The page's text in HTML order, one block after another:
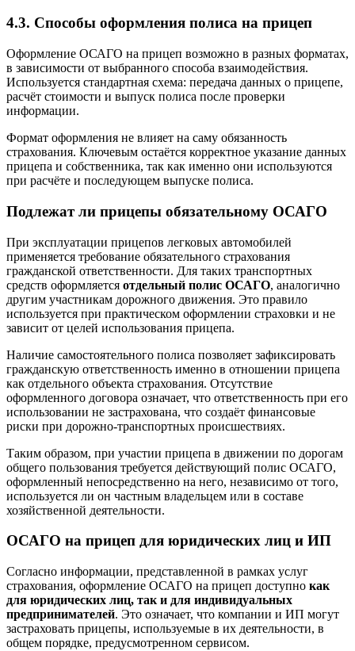
4.3. Способы оформления полиса на прицеп
Оформление ОСАГО на прицеп возможно в разных форматах,
в зависимости от выбранного способа взаимодействия.
Используется стандартная схема: передача данных о прицепе,
расчёт стоимости и выпуск полиса после проверки
информации.
Формат оформления не влияет на саму обязанность
страхования. Ключевым остаётся корректное указание данных
прицепа и собственника, так как именно они используются
при расчёте и последующем выпуске полиса.
Подлежат ли прицепы обязательному ОСАГО
При эксплуатации прицепов легковых автомобилей
применяется требование обязательного страхования
гражданской ответственности. Для таких транспортных
средств оформляется отдельный полис ОСАГО, аналогично
другим участникам дорожного движения. Это правило
используется при практическом оформлении страховки и не
зависит от целей использования прицепа.
Наличие самостоятельного полиса позволяет зафиксировать
гражданскую ответственность именно в отношении прицепа
как отдельного объекта страхования. Отсутствие
оформленного договора означает, что ответственность при его
использовании не застрахована, что создаёт финансовые
риски при дорожно‑транспортных происшествиях.
Таким образом, при участии прицепа в движении по дорогам
общего пользования требуется действующий полис ОСАГО,
оформленный непосредственно на него, независимо от того,
используется ли он частным владельцем или в составе
хозяйственной деятельности.
ОСАГО на прицеп для юридических лиц и ИП
Согласно информации, представленной в рамках услуг
страхования, оформление ОСАГО на прицеп доступно как
для юридических лиц, так и для индивидуальных
предпринимателей. Это означает, что компании и ИП могут
застраховать прицепы, используемые в их деятельности, в
общем порядке, предусмотренном сервисом.